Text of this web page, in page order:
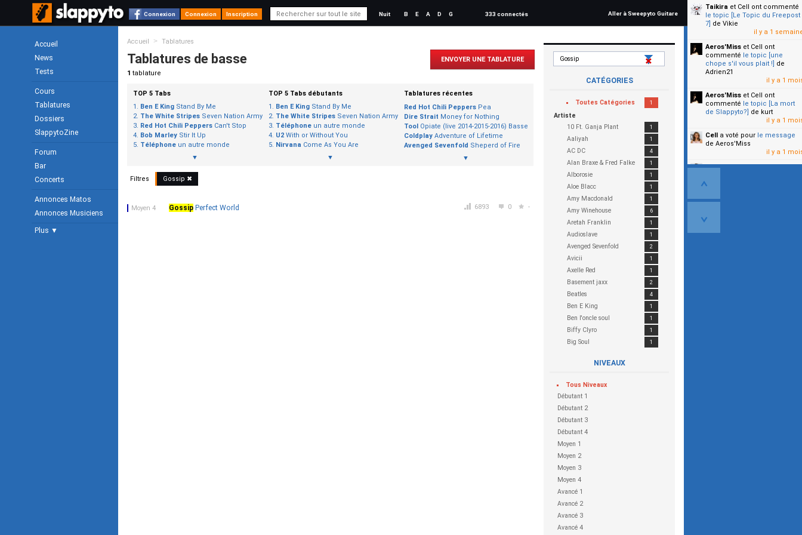
Connexion Connexion Inscription Nuit B E A D G 333 connectés Aller à Sweepyto Guitare
Accueil
News
Tests
Cours
Tablatures
Dossiers
SlappytoZine
Forum
Bar
Concerts
Annonces Matos
Annonces Musiciens
Plus ▼
Accueil > Tablatures
Tablatures de basse
1 tablature
ENVOYER UNE TABLATURE
CATÉGORIES
1
Toutes Catégories
Artiste
1
10 Ft. Ganja Plant
1
Aaliyah
4
AC DC
1
Alan Braxe & Fred Falke
1
Alborosie
1
Aloe Blacc
1
Amy Macdonald
6
Amy Winehouse
1
Aretah Franklin
1
Audioslave
2
Avenged Sevenfold
1
Avicii
1
Axelle Red
2
Basement jaxx
4
Beatles
1
Ben E King
1
Ben l'oncle soul
1
Biffy Clyro
1
Big Soul
Black keys
Blur
Bria Valente
Bruno Mars
C2C
Cake
NIVEAUX
Tous Niveaux
Débutant 1
Débutant 2
Débutant 3
Débutant 4
Moyen 1
Moyen 2
Moyen 3
Moyen 4
Avancé 1
Avancé 2
Avancé 3
Avancé 4
TOP 5 Tabs
Ben E King Stand By Me
The White Stripes Seven Nation Army
Red Hot Chili Peppers Can't Stop
Bob Marley Stir It Up
Téléphone un autre monde
▼
TOP 5 Tabs débutants
Ben E King Stand By Me
The White Stripes Seven Nation Army
Téléphone un autre monde
U2 With or Without You
Nirvana Come As You Are
▼
Tablatures récentes
Red Hot Chili Peppers Pea
Dire Strait Money for Nothing
Tool Opiate (live 2014-2015-2016) Basse
Coldplay Adventure of Lifetime
Avenged Sevenfold Sheperd of Fire
▼
Filtres Gossip ✖
6893 0 -
Gossip Perfect World
Moyen 4
Taikira et Cell ont commenté
le topic [Le Topic du Freepost
7] de Vikie
il y a 1
Aeros'Miss et Cell ont
commenté le topic [une
chope s'il vous plait !] de
Adrien21
il y a 1
Aeros'Miss et Cell ont
commenté le topic [La mort
de Slappyto?] de kurt
il y a 1
Cell a voté pour le message
de Aeros'Miss
il y a 1
Cella voté pourle message